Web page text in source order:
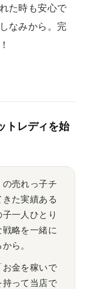
た時も安心で
なみから。完
トレディを始
売れっ子チ
た実績ある
一人ひとり
略を一緒に
ら。
お金を稼いで
って当店で